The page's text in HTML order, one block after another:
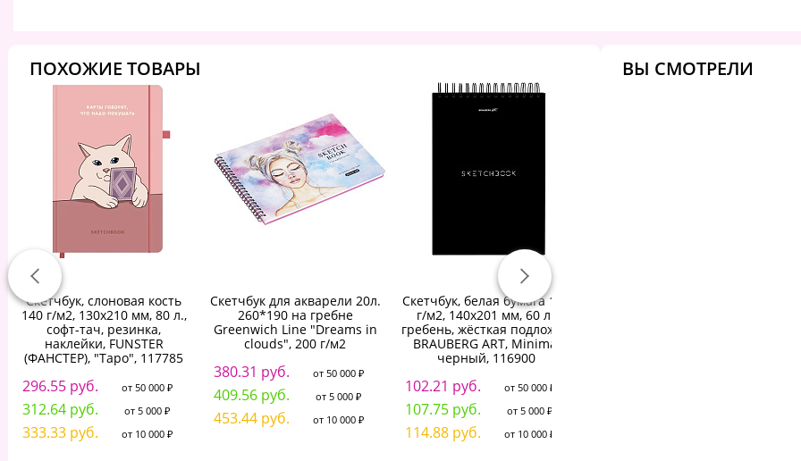
ПОХОЖИЕ ТОВАРЫ
Скетчбук, слоновая кость
140 г/м2, 130х210 мм, 80 л.,
софт-тач, резинка,
наклейки, FUNSTER
(ФАНСТЕР), "Таро", 117785
296.55 руб. от 50 000 ₽
312.64 руб. от 5 000 ₽
333.33 руб. от 10 000 ₽
Скетчбук для акварели 20л.
260*190 на гребне
Greenwich Line "Dreams in
clouds", 200 г/м2
380.31 руб. от 50 000 ₽
409.56 руб. от 5 000 ₽
453.44 руб. от 10 000 ₽
Скетчбук, белая бумага 100
г/м2, 140х201 мм, 60 л.,
гребень, жёсткая подложка,
BRAUBERG ART, Minimal
черный, 116900
102.21 руб. от 50 000 ₽
107.75 руб. от 5 000 ₽
114.88 руб. от 10 000 ₽
ВЫ СМОТРЕЛИ